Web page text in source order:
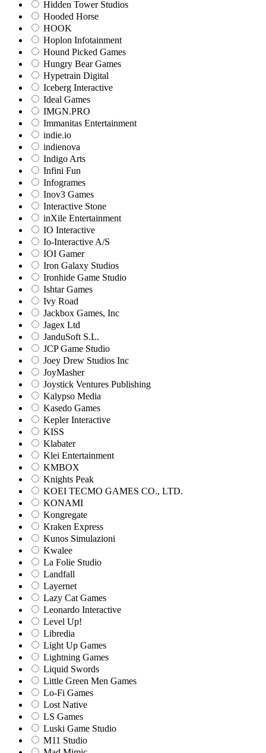
Hidden Tower Studios
Hooded Horse
HOOK
Hoplon Infotainment
Hound Picked Games
Hungry Bear Games
Hypetrain Digital
Iceberg Interactive
Ideal Games
IMGN.PRO
Immanitas Entertainment
indie.io
indienova
Indigo Arts
Infini Fun
Infogrames
Inov3 Games
Interactive Stone
inXile Entertainment
IO Interactive
Io-Interactive A/S
IOI Gamer
Iron Galaxy Studios
Ironhide Game Studio
Ishtar Games
Ivy Road
Jackbox Games, Inc
Jagex Ltd
JanduSoft S.L.
JCP Game Studio
Joey Drew Studios Inc
JoyMasher
Joystick Ventures Publishing
Kalypso Media
Kasedo Games
Kepler Interactive
KISS
Klabater
Klei Entertainment
KMBOX
Knights Peak
KOEI TECMO GAMES CO., LTD.
KONAMI
Kongregate
Kraken Express
Kunos Simulazioni
Kwalee
La Folie Studio
Landfall
Layernet
Lazy Cat Games
Leonardo Interactive
Level Up!
Libredia
Light Up Games
Lightning Games
Liquid Swords
Little Green Men Games
Lo-Fi Games
Lost Native
LS Games
Luski Game Studio
M11 Studio